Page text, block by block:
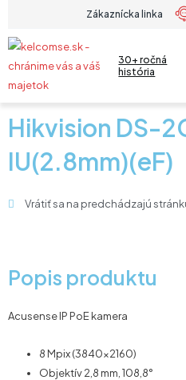
obsah
Zákaznícka linka
30+ ročná
história
Hikvision DS-
IU(2.8mm)(eF)
Vrátiť sa na predchádzajú
Popis produktu
Acusense IP PoE kamera
8 Mpix (3840×2160)
Objektív 2,8 mm, 108,8°